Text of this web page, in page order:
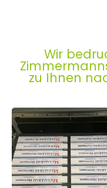
Wir
zu Ihnen